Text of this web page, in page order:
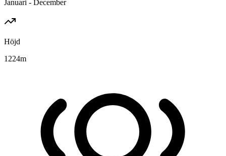
Januari - December
Höjd
1224m